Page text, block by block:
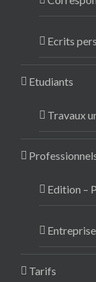
Ecrits
Etudiants
Travaux
Edition –
Tarifs